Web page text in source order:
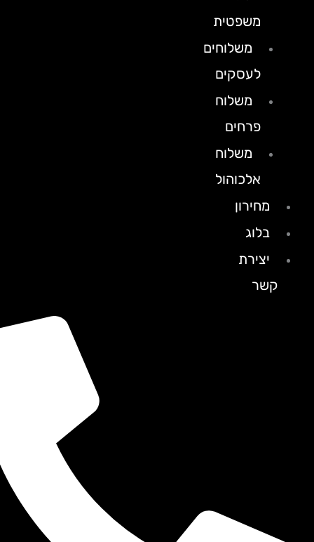
משפטית
משלוחים
לעסקים
משלוח
פרחים
משלוח
אלכוהול
מחירון
בלוג
יצירת
קשר